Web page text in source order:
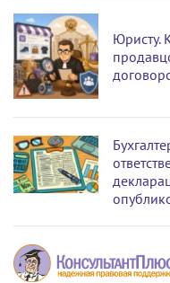
Юристу.